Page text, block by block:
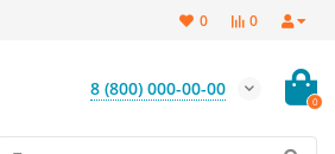
0
0
8 (800) 000-00-00
0